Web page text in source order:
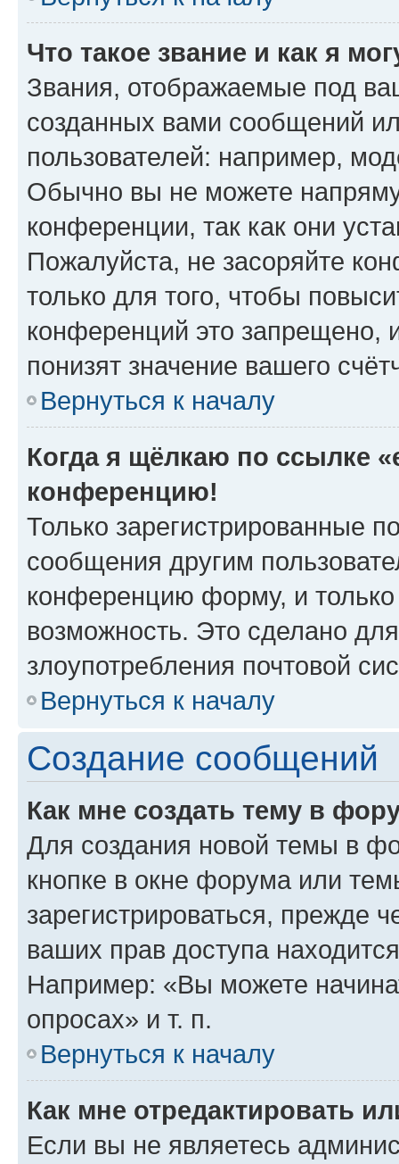
Что такое звание и как я
Звания, отображаемые под
созданных вами сообщений
пользователей: например,
Обычно вы не можете
конференции, так как они
Пожалуйста, не засоряйте
только для того, чтобы
конференций это запрещено,
понизят значение вашего
Вернуться к началу
Когда я щёлкаю по ссылке
конференцию!
Только зарегистрированные
сообщения другим
конференцию форму, и
возможность. Это сделано
злоупотребления почтовой
Вернуться к началу
Создание сообщений
Как мне создать тему в
Для создания новой темы в
кнопке в окне форума или
зарегистрироваться, прежде
ваших прав доступа
Например: «Вы можете
опросах» и т. п.
Вернуться к началу
Как мне отредактировать
Если вы не являетесь